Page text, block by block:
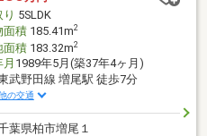
出来る問題があります。
り 5SLDK
面積185.41m2
面積183.32m2
1989年5月(築37年4ヶ月)
武野田線 増尾駅 徒歩7分
の交通
葉県柏市増尾１